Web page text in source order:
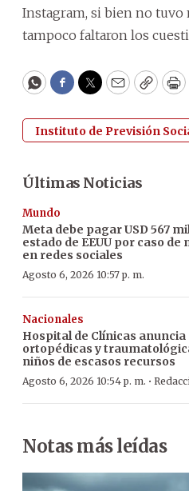
Instagram, si bien no tuvo
tampoco faltaron los
WhatsApp
Facebook
Twitter
EmailCopy
Instituto de Previsión
Últimas Noticias
Mundo
Meta debe pagar USD 567
estado de EEUU por caso de
en redes sociales
Agosto 6, 2026 10:57 p. m.
Nacionales
Hospital de Clínicas
ortopédicas y
niños de escasos recursos
Agosto 6, 2026 10:54 p. m. ·
Notas más leídas